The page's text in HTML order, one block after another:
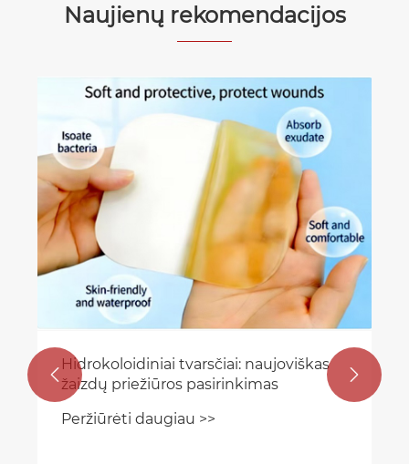
Naujienų rekomendacijos
Hidrokoloidiniai tvarsčiai: naujoviškas
žaizdų priežiūros pasirinkimas
Peržiūrėti daugiau >>
 